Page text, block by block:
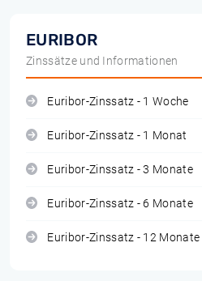
EURIBOR
Zinssätze und Informationen
Euribor-Zinssatz - 1 Woche
Euribor-Zinssatz - 1 Monat
Euribor-Zinssatz - 3 Monate
Euribor-Zinssatz - 6 Monate
Euribor-Zinssatz - 12 Monate